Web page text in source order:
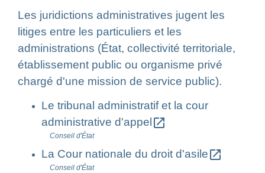
Les juridictions administratives jugent les
litiges entre les particuliers et les
administrations (État, collectivité territoriale,
établissement public ou organisme privé
chargé d'une mission de service public).
Le tribunal administratif et la cour
administrative d'appel open_in_new
Conseil d'État
La Cour nationale du droit d'asileopen_in_new
Conseil d'État